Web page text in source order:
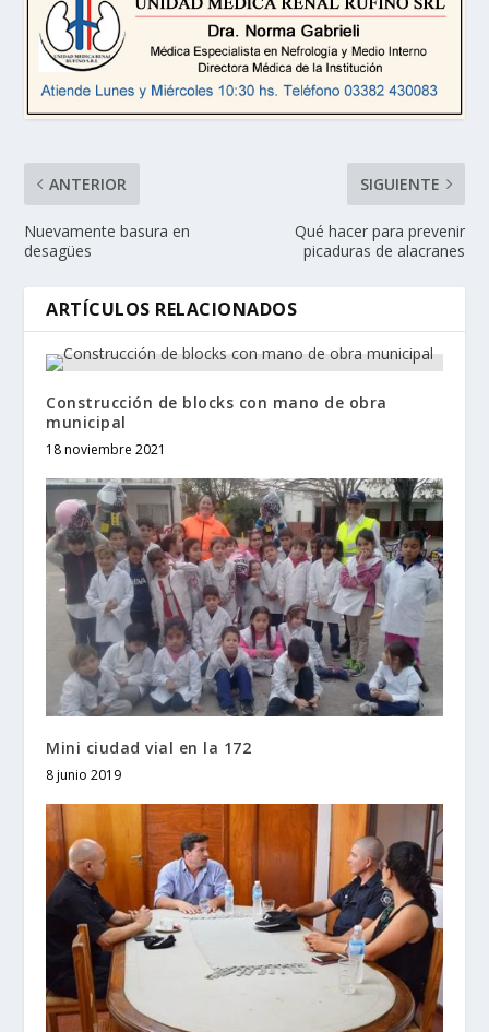
ANTERIOR
Nuevamente basura en
desagües
SIGUIENTE
Qué hacer para prevenir
picaduras de alacranes
ARTÍCULOS RELACIONADOS
Construcción de blocks con mano de obra
municipal
18 noviembre 2021
Mini ciudad vial en la 172
8 junio 2019